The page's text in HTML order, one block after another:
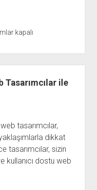
kapalı
Tasarımcılar ile
tasarımcılar,
dikkat
tasarımcılar, sizin
kullanıcı dostu web